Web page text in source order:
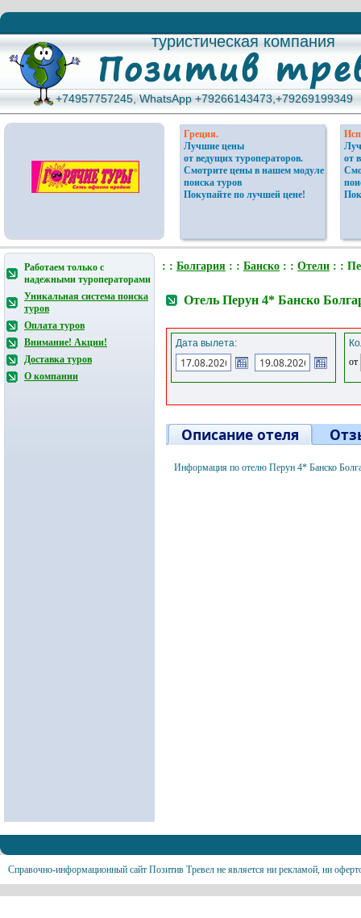
туристическая компания
туристическая компания
+74957757245, WhatsApp +79266143473,+79269199349
+74957757245, WhatsApp +79266143473,+79269199349
Греция.
Лучшие цены
от ведущих туроператоров.
Смотрите цены в нашем модуле
поиска туров
Покупайте по лучшей цене!
от
Работаем только с
надежными туроператорами
Уникальная система поиска
туров
Оплата туров
Внимание! Акции!
Доставка туров
О компании
: : Болгария : : Банско : : Отели : :
Отель Перун 4* Банско
Дата вылета:
от
Описание отеля
Информация по отелю Перун 4* Банско
Справочно-информационный сайт Позитив Тревел не является ни рекламой, ни